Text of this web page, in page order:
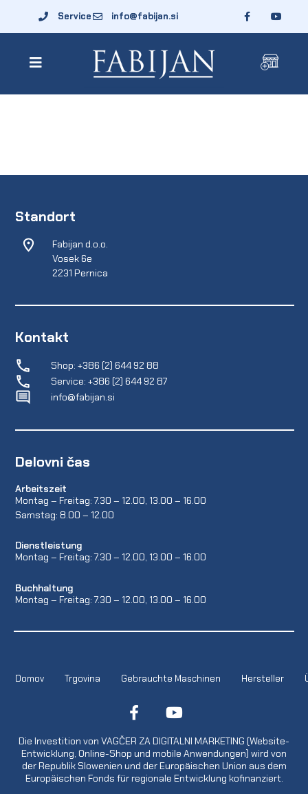
Service info@fabijan.si
Standort
Fabijan d.o.o.
Vosek 6e
2231 Pernica
Kontakt
Shop: +386 (2) 644 92 88
Service: +386 (2) 644 92 87
info@fabijan.si
Delovni čas
Arbeitszeit
Montag – Freitag: 7.30 – 12.00, 13.00 – 16.00
Samstag: 8.00 – 12.00
Dienstleistung
Montag – Freitag: 7.30 – 12.00, 13.00 – 16.00
Buchhaltung
Montag – Freitag: 7.30 – 12.00, 13.00 – 16.00
Domov Trgovina Gebrauchte Maschinen Hersteller
Die Investition von VAGČER ZA DIGITALNI MARKETING (Website-
Entwicklung, Online-Shop und mobile Anwendungen) wird von
der Republik Slowenien und der Europäischen Union aus dem
Europäischen Fonds für regionale Entwicklung kofinanziert.